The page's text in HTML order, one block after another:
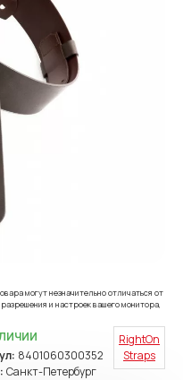
могут незначительно отличаться от
и настроек вашего монитора,
8401060300352
Санкт-Петербург
RightOn
Straps